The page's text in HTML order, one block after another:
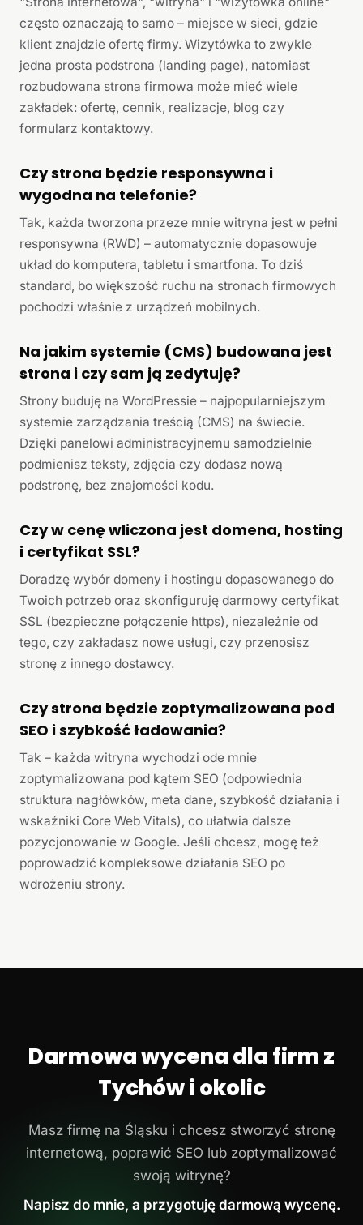
często oznaczają to samo – miejsce w sieci, gdzie
klient znajdzie ofertę firmy. Wizytówka to zwykle
jedna prosta podstrona (landing page), natomiast
rozbudowana strona firmowa może mieć wiele
zakładek: ofertę, cennik, realizacje, blog czy
formularz kontaktowy.
Czy strona będzie responsywna i
wygodna na telefonie?
Tak, każda tworzona przeze mnie witryna jest w pełni
responsywna (RWD) – automatycznie dopasowuje
układ do komputera, tabletu i smartfona. To dziś
standard, bo większość ruchu na stronach firmowych
pochodzi właśnie z urządzeń mobilnych.
Na jakim systemie (CMS) budowana jest
strona i czy sam ją zedytuję?
Strony buduję na WordPressie – najpopularniejszym
systemie zarządzania treścią (CMS) na świecie.
Dzięki panelowi administracyjnemu samodzielnie
podmienisz teksty, zdjęcia czy dodasz nową
podstronę, bez znajomości kodu.
Czy w cenę wliczona jest domena, hosting
i certyfikat SSL?
Doradzę wybór domeny i hostingu dopasowanego do
Twoich potrzeb oraz skonfiguruję darmowy certyfikat
SSL (bezpieczne połączenie https), niezależnie od
tego, czy zakładasz nowe usługi, czy przenosisz
stronę z innego dostawcy.
Czy strona będzie zoptymalizowana pod
SEO i szybkość ładowania?
Tak – każda witryna wychodzi ode mnie
zoptymalizowana pod kątem SEO (odpowiednia
struktura nagłówków, meta dane, szybkość działania i
wskaźniki Core Web Vitals), co ułatwia dalsze
pozycjonowanie w Google. Jeśli chcesz, mogę też
poprowadzić kompleksowe działania SEO po
wdrożeniu strony.
Darmowa wycena dla firm z
Tychów i okolic
Masz firmę na Śląsku i chcesz stworzyć stronę
internetową, poprawić SEO lub zoptymalizować
swoją witrynę?
Napisz do mnie, a przygotuję darmową wycenę.